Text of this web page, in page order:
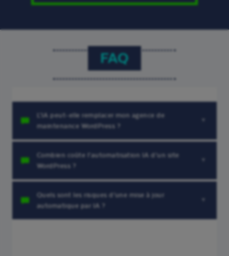
FAQ
L’IA peut-elle remplacer mon agence de
maintenance WordPress ?
Combien coûte l’automatisation IA d’un site
WordPress ?
Quels sont les risques d’une mise à jour
automatique par IA ?